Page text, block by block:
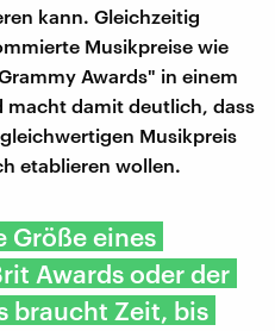
kann. Gleichzeitig
Musikpreise wie
Awards" in einem
macht damit deutlich, dass
Musikpreis
etablieren wollen.
Größe eines
Awards oder der
braucht Zeit, bis